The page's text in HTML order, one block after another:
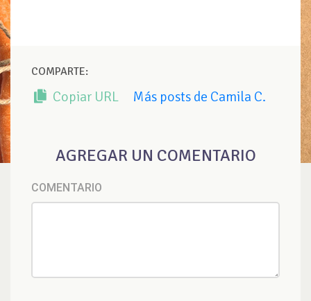
COMPARTE:
Copiar URL Más posts de Camila C.
AGREGAR UN COMENTARIO
COMENTARIO